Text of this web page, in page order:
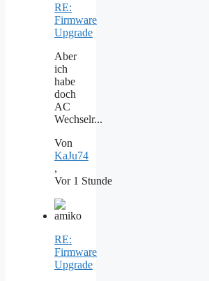
RE:
Firmware
Upgrade
Aber
ich
habe
doch
AC
Wechselr...
Von
KaJu74
,
Vor 1 Stunde
RE:
Firmware
Upgrade